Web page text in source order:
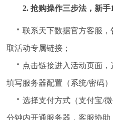
2. 抢购操作三步法，新手
联系天下数据官方客服，
取活动专属链接；
点击链接进入活动页面，
填写服务器配置（系统/密码）
选择支付方式（支付宝/
分钟内开通服务器，客服协助